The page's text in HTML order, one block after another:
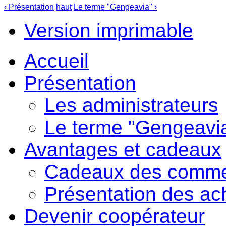
‹ Présentation haut Le terme "Gengeavia" ›
Version imprimable
Accueil
Présentation
Les administrateurs
Le terme
Avantages et cadeaux
Cadeaux des
Présentation des
Devenir coopérateur